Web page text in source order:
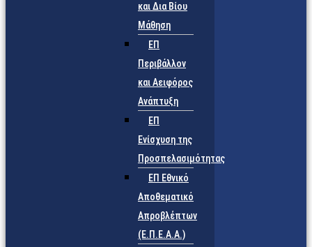
και Δια Βίου
Μάθηση
ΕΠ
Περιβάλλον
και Αειφόρος
Ανάπτυξη
ΕΠ
Ενίσχυση της
Προσπελασιμότητας
ΕΠ Εθνικό
Αποθεματικό
Απροβλέπτων
(Ε.Π.Ε.Α.Α.)